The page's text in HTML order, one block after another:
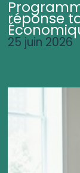
réponse
25 juin 2026